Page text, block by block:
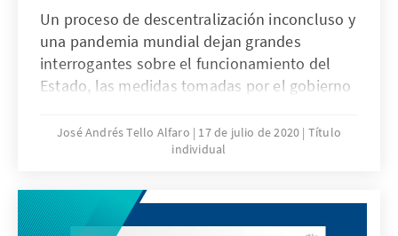
Un proceso de descentralización inconcluso y
una pandemia mundial dejan grandes
interrogantes sobre el funcionamiento del
Estado, las medidas tomadas por el gobierno
locales sean protagonistas de este proceso ¿a
qué desafíos se enfrentan los distintos
único el bien común de los peruanos?
José Andrés Tello Alfaro 17 de julio de 2020 Título
individual